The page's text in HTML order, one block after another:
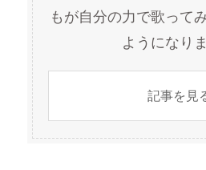
もが自分の力で歌って
ようになり
記事を見